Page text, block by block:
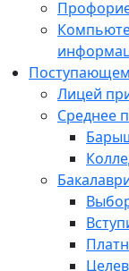
Лицей
Среднее